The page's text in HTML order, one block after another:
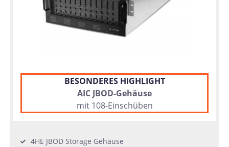
BESONDERES HIGHLIGHT
AIC JBOD-Gehäuse
mit 108-Einschüben
4HE JBOD Storage Gehäuse